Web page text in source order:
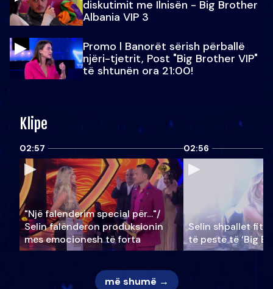
diskutimit me Ilnisën - Big Brother
Albania VIP 3
Promo l Banorët sërish përballë
njëri-tjetrit, Post "Big Brother VIP"
të shtunën ora 21:00!
Klipe
02:57
"Një falenderim special për…"/
Selin falënderon produksionin
mes emocionesh të forta
02:56
Selin shpallet
të pestë të ‘Big
më shumë →